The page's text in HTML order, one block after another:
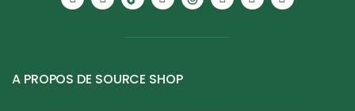
A PROPOS DE SOURCE SHOP